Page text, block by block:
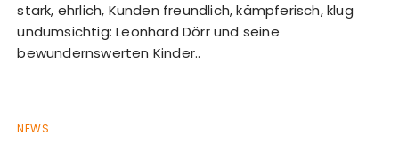
stark, ehrlich, Kunden freundlich, kämpferisch, klug
undumsichtig: Leonhard Dörr und seine
bewundernswerten Kinder..
NEWS